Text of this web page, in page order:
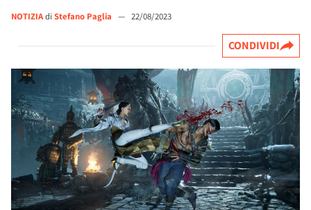
NOTIZIAdi Stefano Paglia — 22/08/2023
CONDIVIDI